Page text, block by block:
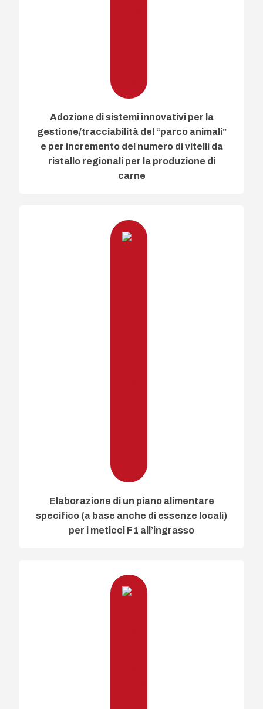
Adozione di sistemi innovativi per la
gestione/tracciabilità del “parco animali”
e per incremento del numero di vitelli da
ristallo regionali per la produzione di
carne
Elaborazione di un piano alimentare
specifico (a base anche di essenze locali)
per i meticci F1 all’ingrasso